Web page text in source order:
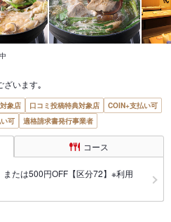
ざいます｡
象店 口コミ投稿特典対象店
COIN+支払い可
可 適格請求書発行事業者
コース
たは500円OFF【区分72】※利用